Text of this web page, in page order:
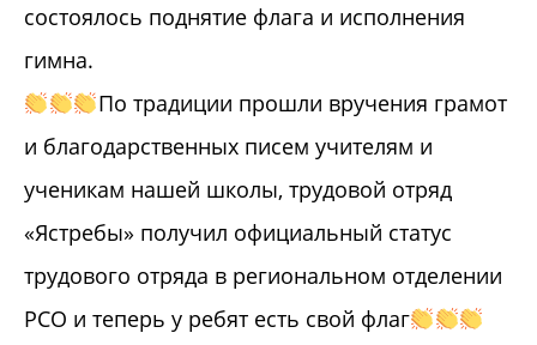
состоялось поднятие флага и исполнения
гимна.
По традиции прошли вручения грамот
и благодарственных писем учителям и
ученикам нашей школы, трудовой отряд
«Ястребы» получил официальный статус
трудового отряда в региональном отделении
РСО и теперь у ребят есть свой флаг